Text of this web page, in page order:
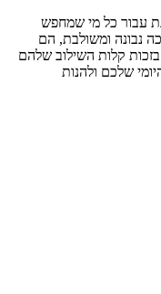
עבור כל מי שמחפש
נבונה ומשולבת, הם
בזכות קלות השילוב שלהם
שלכם ולהנות